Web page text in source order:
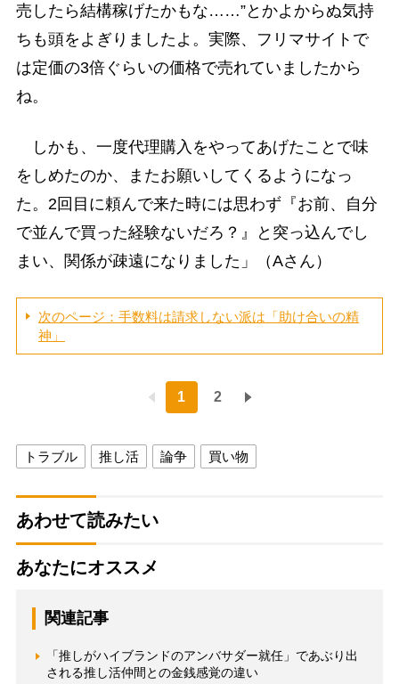
売したら結構稼げたかもな……”とかよからぬ気持
ちも頭をよぎりましたよ。実際、フリマサイトで
は定価の3倍ぐらいの価格で売れていましたから
ね。
しかも、一度代理購入をやってあげたことで味
をしめたのか、またお願いしてくるようになっ
た。2回目に頼んで来た時には思わず『お前、自分
で並んで買った経験ないだろ？』と突っ込んでし
まい、関係が疎遠になりました」（Aさん）
次のページ：手数料は請求しない派は「助け合いの精
神」
1 2
トラブル 推し活 論争 買い物
あわせて読みたい
あなたにオススメ
関連記事
「推しがハイブランドのアンバサダー就任」であぶり出
される推し活仲間との金銭感覚の違い